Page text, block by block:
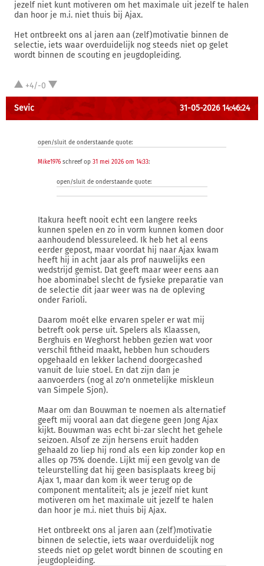
jezelf niet kunt motiveren om het maximale uit jezelf te halen
dan hoor je m.i. niet thuis bij Ajax.
Het ontbreekt ons al jaren aan (zelf)motivatie binnen de
selectie, iets waar overduidelijk nog steeds niet op gelet
wordt binnen de scouting en jeugdopleiding.
+4/-0
Sevic 31-05-2026 14:46:24
open/sluit de onderstaande quote:
Mike1976 schreef op 31 mei 2026 om 14:33:
open/sluit de onderstaande quote:
Itakura heeft nooit echt een langere reeks
kunnen spelen en zo in vorm kunnen komen door
aanhoudend blessureleed. Ik heb het al eens
eerder gepost, maar voordat hij naar Ajax kwam
heeft hij in acht jaar als prof nauwelijks een
wedstrijd gemist. Dat geeft maar weer eens aan
hoe abominabel slecht de fysieke preparatie van
de selectie dit jaar weer was na de opleving
onder Farioli.
Daarom moét elke ervaren speler er wat mij
betreft ook perse uit. Spelers als Klaassen,
Berghuis en Weghorst hebben gezien wat voor
verschil fitheid maakt, hebben hun schouders
opgehaald en lekker lachend doorgecashed
vanuit de luie stoel. En dat zijn dan je
aanvoerders (nog al zo'n onmetelijke miskleun
van Simpele Sjon).
Maar om dan Bouwman te noemen als alternatief
geeft mij vooral aan dat diegene geen Jong Ajax
kijkt. Bouwman was echt bi-zar slecht het gehele
seizoen. Alsof ze zijn hersens eruit hadden
gehaald zo liep hij rond als een kip zonder kop en
alles op 75% doende. Lijkt mij een gevolg van de
teleurstelling dat hij geen basisplaats kreeg bij
Ajax 1, maar dan kom ik weer terug op de
component mentaliteit; als je jezelf niet kunt
motiveren om het maximale uit jezelf te halen
dan hoor je m.i. niet thuis bij Ajax.
Het ontbreekt ons al jaren aan (zelf)motivatie
binnen de selectie, iets waar overduidelijk nog
steeds niet op gelet wordt binnen de scouting en
jeugdopleiding.